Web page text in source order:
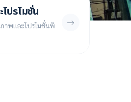
ปรโมชั่น
าพและโปรโมชั่นพิ